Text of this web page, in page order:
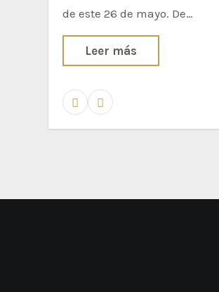
de este 26 de mayo. De…
Leer más